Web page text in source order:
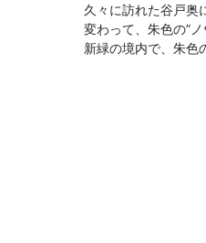
久々に訪れた谷戸奥
変わって、朱色の”
新緑の境内で、朱色